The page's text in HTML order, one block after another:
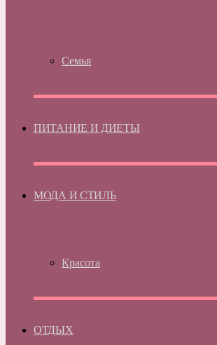
Семья
ПИТАНИЕ И ДИЕТЫ
МОДА И СТИЛЬ
Красота
ОТДЫХ